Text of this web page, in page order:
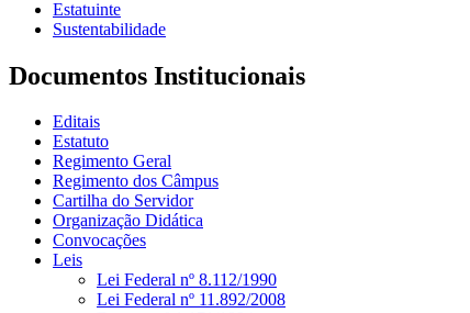
Estatuinte
Sustentabilidade
Documentos Institucionais
Editais
Estatuto
Regimento Geral
Regimento dos Câmpus
Cartilha do Servidor
Organização Didática
Convocações
Leis
Lei Federal nº 8.112/1990
Lei Federal nº 11.892/2008